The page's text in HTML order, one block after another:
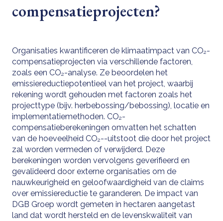
compensatieprojecten?
Organisaties kwantificeren de klimaatimpact van CO₂-
compensatieprojecten via verschillende factoren,
zoals een CO₂-analyse. Ze beoordelen het
emissiereductiepotentieel van het project, waarbij
rekening wordt gehouden met factoren zoals het
projecttype (bijv. herbebossing/bebossing), locatie en
implementatiemethoden. CO₂-
compensatieberekeningen omvatten het schatten
van de hoeveelheid CO₂--uitstoot die door het project
zal worden vermeden of verwijderd. Deze
berekeningen worden vervolgens geverifieerd en
gevalideerd door externe organisaties om de
nauwkeurigheid en geloofwaardigheid van de claims
over emissiereductie te garanderen. De impact van
DGB Groep wordt gemeten in hectaren aangetast
land dat wordt hersteld en de levenskwaliteit van